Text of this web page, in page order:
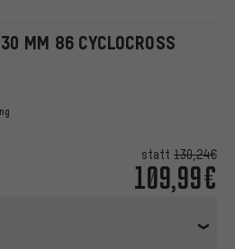
MM 86 CYCLOCROSS
statt 130,24€
109,99€